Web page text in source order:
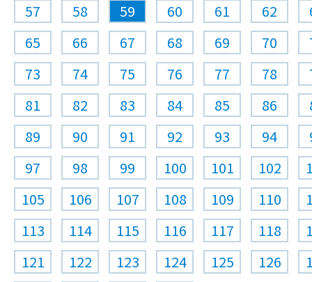
57
58 59 60 61 62
65
66 67 68 69 70
73
74 75 76 77 78
81
82 83 84 85 86
89
90 91 92 93 94
97
98 99 100 101 102
105
106 107 108 109 110
113
114 115 116 117 118
121
122 123 124 125 126